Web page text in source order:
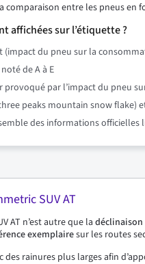
comparaison entre les pneus en
affichées sur l’étiquette ?
(impact du pneu sur la
de A à E
par l’impact du pneu
peaks mountain snow
des informations
SUV AT
AT n’est autre que la
exemplairesur les routes
des rainures plus larges afin